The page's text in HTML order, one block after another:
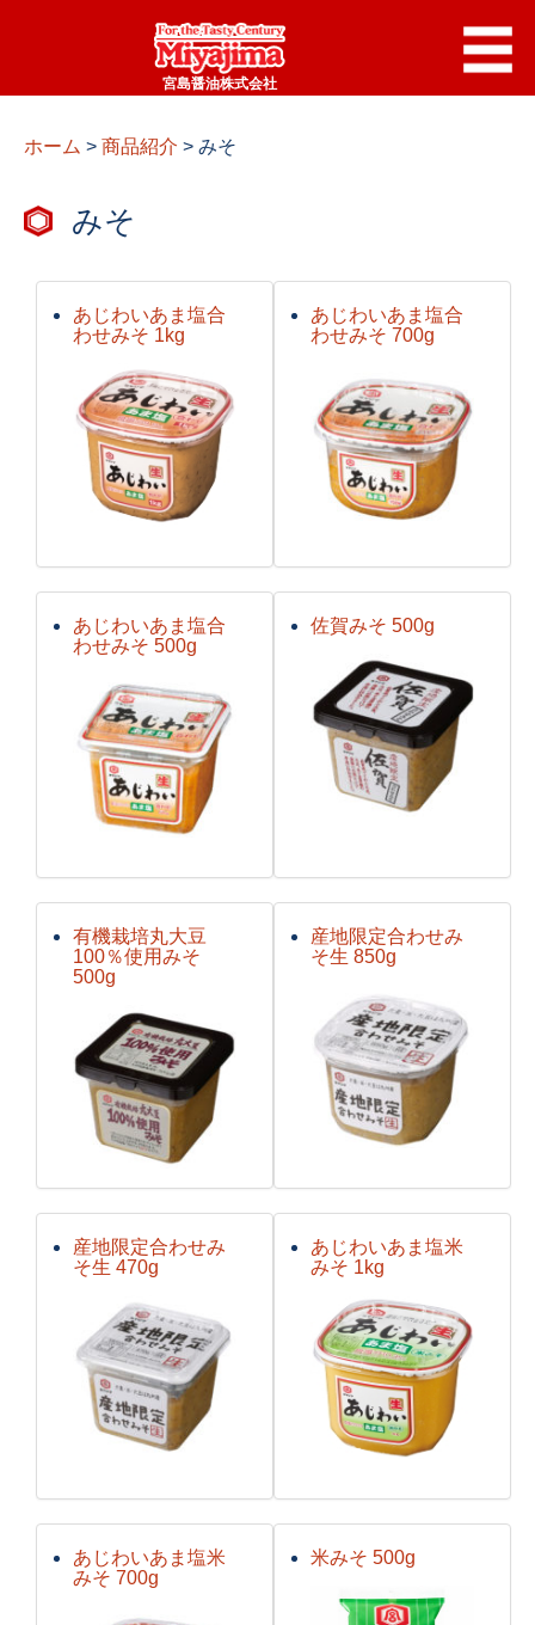
宮島醤油株式会社
ホーム > 商品紹介 > みそ
みそ
あじわいあま塩合
わせみそ 1kg
あじわいあま塩合
わせみそ 700g
あじわいあま塩合
わせみそ 500g
佐賀みそ 500g
有機栽培丸大豆
100％使用みそ
500g
産地限定合わせみ
そ生 850g
産地限定合わせみ
そ生 470g
あじわいあま塩米
みそ 1kg
あじわいあま塩米
みそ 700g
米みそ 500g